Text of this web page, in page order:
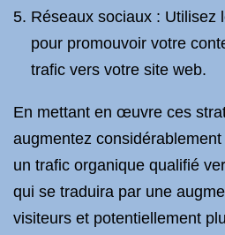
Réseaux sociaux : Utilisez
pour promouvoir votre
trafic vers votre site web.
En mettant en œuvre ces
augmentez considérablement
un trafic organique qualifié
qui se traduira par une
visiteurs et potentiellement